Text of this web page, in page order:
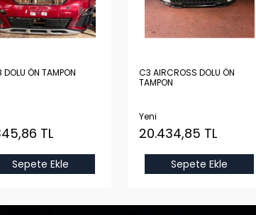
ÖN TAMPON
TL
Sepete Ekle
C3 AIRCROSS DOLU ÖN
TAMPON
Yeni
20.434,85 TL
Sepete Ekle